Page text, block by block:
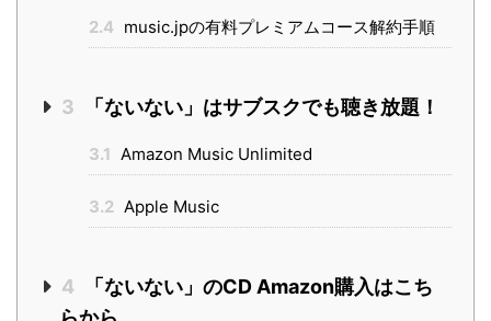
2.4 music.jpの有料プレミアムコース解約手順
3 「ないない」はサブスクでも聴き放題！
3.1 Amazon Music Unlimited
3.2 Apple Music
4
「ないない」のCD Amazon購入はこち